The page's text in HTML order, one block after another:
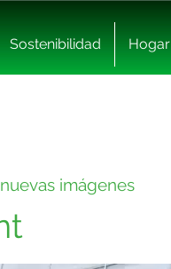
Sostenibilidad Hogar
imágenes